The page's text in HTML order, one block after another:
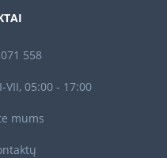
558
VII, 05:00 - 17:00
mums